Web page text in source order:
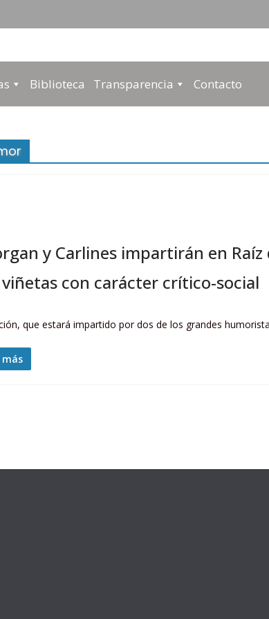
Asociación
Cultural
Raíz
Biblioteca Transparencia Contacto
y Carlines impartirán en Raíz
con carácter crítico-social
que estará impartido por dos de los grandes
más